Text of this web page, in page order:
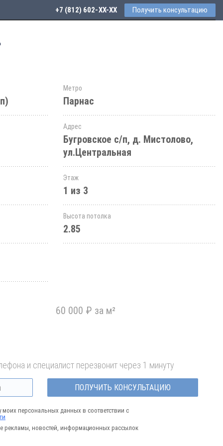
+7 (812) 602-44-77 Получить консультацию
Метро
Парнас
Адрес
Бугровское с/п, д. Мистолово,
ул.Центральная
Этаж
1 из 3
Высота потолка
2.85
60 000 ₽ за м²
и специалист перезвонит через 1 минуту
ПОЛУЧИТЬ КОНСУЛЬТАЦИЮ
моих персональных данных в соответствии с
рекламы, новостей, информационных рассылок